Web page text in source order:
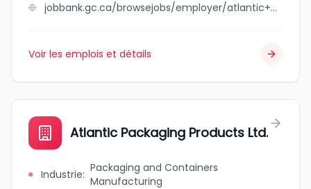
jobbank.gc.ca/browsejobs/employer/atlantic+pacific+transport+ltd/ca
Voir les emplois et détails
Atlantic Packaging Products Ltd.
Industrie: Packaging and Containers
Manufacturing